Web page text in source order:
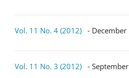
Vol. 11 No. 4 (2012) - December
Vol. 11 No. 3 (2012) - September